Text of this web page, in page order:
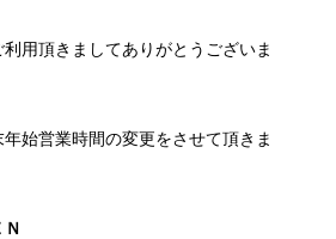
用頂きましてありがとうございま
始営業時間の変更をさせて頂きま